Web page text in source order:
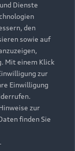
Dienste
den
sowie auf
Mit einem Klick
zur
Einwilligung
zur
finden Sie
.